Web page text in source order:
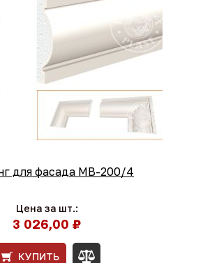
для фасада МВ-200/4
Цена за шт.:
3 026,00 ₽
КУПИТЬ